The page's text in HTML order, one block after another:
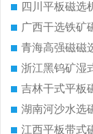
四川平板磁选
广西干选铁矿
青海高强磁磁
浙江黑钨矿湿
吉林干式平板
湖南河沙水选
江西平板带式